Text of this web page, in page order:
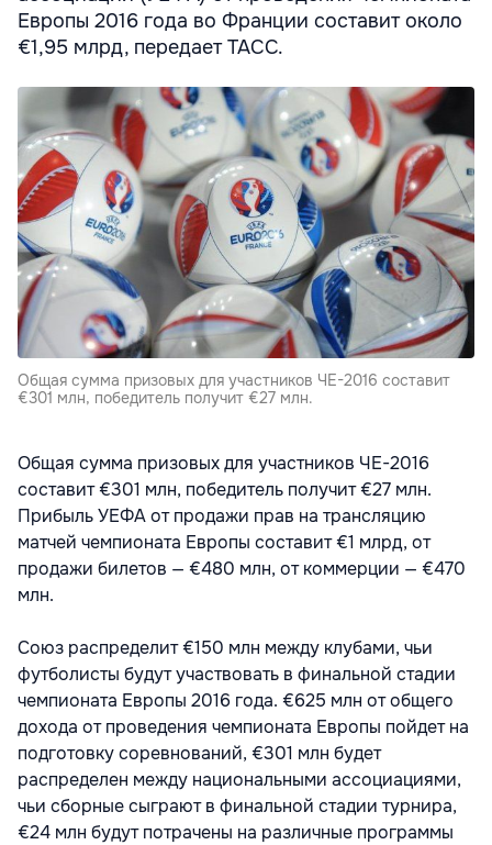
Европы 2016 года во Франции составит около
€1,95 млрд, передает ТАСС.
Общая сумма призовых для участников ЧЕ-2016 составит
€301 млн, победитель получит €27 млн.
Общая сумма призовых для участников ЧЕ-2016
составит €301 млн, победитель получит €27 млн.
Прибыль УЕФА от продажи прав на трансляцию
матчей чемпионата Европы составит €1 млрд, от
продажи билетов — €480 млн, от коммерции — €470
млн.
Союз распределит €150 млн между клубами, чьи
футболисты будут участвовать в финальной стадии
чемпионата Европы 2016 года. €625 млн от общего
дохода от проведения чемпионата Европы пойдет на
подготовку соревнований, €301 млн будет
распределен между национальными ассоциациями,
чьи сборные сыграют в финальной стадии турнира,
€24 млн будут потрачены на различные программы